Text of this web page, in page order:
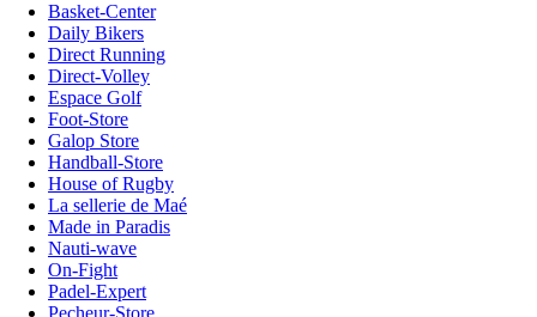
Basket-Center
Daily Bikers
Direct Running
Direct-Volley
Espace Golf
Foot-Store
Galop Store
Handball-Store
House of Rugby
La sellerie de Maé
Made in Paradis
Nauti-wave
On-Fight
Padel-Expert